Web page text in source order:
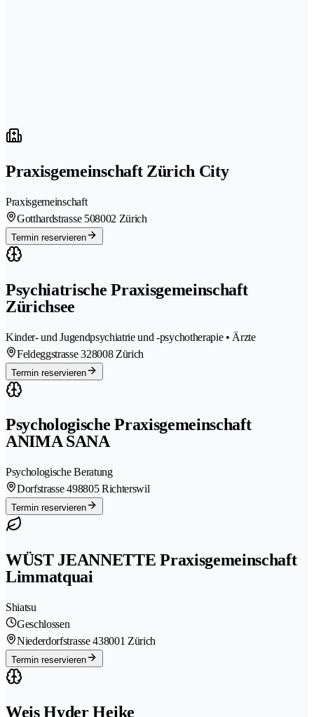
Praxisgemeinschaft Zürich City
Praxisgemeinschaft
Gotthardstrasse 508002 Zürich
Termin reservieren
Psychiatrische Praxisgemeinschaft
Zürichsee
Kinder- und Jugendpsychiatrie und -psychotherapie • Ärzte
Feldeggstrasse 328008 Zürich
Termin reservieren
Psychologische Praxisgemeinschaft
ANIMA SANA
Psychologische Beratung
Dorfstrasse 498805 Richterswil
Termin reservieren
WÜST JEANNETTE Praxisgemeinschaft
Limmatquai
Shiatsu
Geschlossen
Niederdorfstrasse 438001 Zürich
Termin reservieren
Weis Hyder Heike